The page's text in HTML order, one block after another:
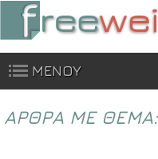
ΜΕΝΟΥ
Skip to content
ΑΡΘΡΑ ΜΕ ΘΕΜΑ: